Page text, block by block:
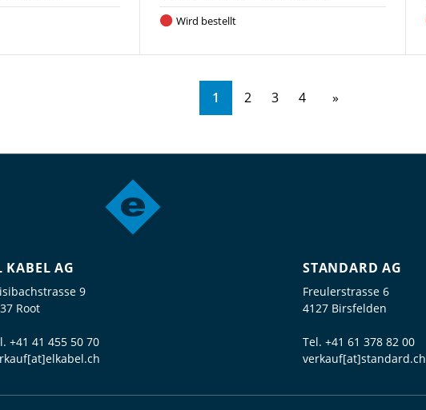
Wird bestellt
1 2 3 4
KABEL AG
9
Root
+41 41 455 50 70
STANDARD AG
Freulerstrasse 6
4127 Birsfelden
Tel. +41 61 378 82 00
verkauf[at]standard.ch